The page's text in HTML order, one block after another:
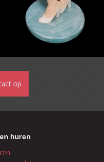
op
huren